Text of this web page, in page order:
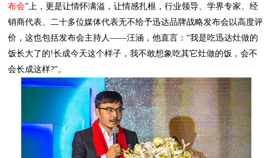
布会
会长成这样?”。